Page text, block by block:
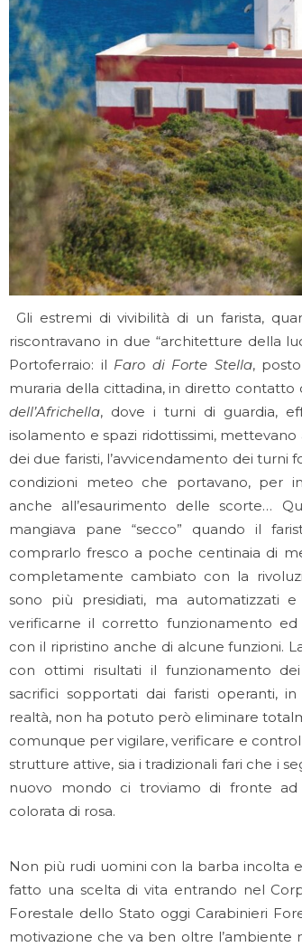
Gli estremi di vivibilità di un farista,
riscontravano in due “architetture della
Portoferraio: il Faro di Forte Stella,
muraria della cittadina, in diretto contatto
dell’Africhella, dove i turni di guardia,
isolamento e spazi ridottissimi,
dei due faristi, l’avvicendamento dei turni
condizioni meteo che portavano, per
anche all’esaurimento delle scorte…
mangiava pane “secco” quando il
comprarlo fresco a poche centinaia di
completamente cambiato con la
sono più presidiati, ma automatizzati
verificarne il corretto funzionamento
con il ripristino anche di alcune funzioni.
con ottimi risultati il funzionamento
sacrifici sopportati dai faristi operanti,
realtà, non ha potuto però eliminare
comunque per vigilare, verificare e
strutture attive, sia i tradizionali fari che i
nuovo mondo ci troviamo di fronte ad
colorata di rosa.
Non più rudi uomini con la barba incolta
fatto una scelta di vita entrando nel
Forestale dello Stato oggi Carabinieri
motivazione che va ben oltre l’ambiente